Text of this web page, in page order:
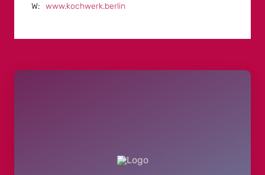
www.kochwerk.berlin